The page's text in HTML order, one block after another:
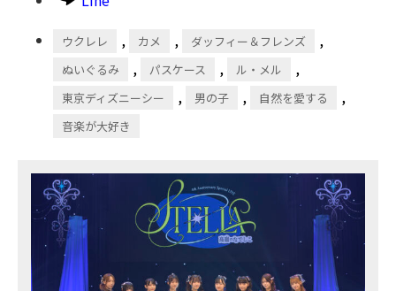
ウクレレ , カメ , ダッフィー＆フレンズ ,
ぬいぐるみ , パスケース , ル・メル ,
東京ディズニーシー , 男の子 , 自然を愛する ,
音楽が大好き